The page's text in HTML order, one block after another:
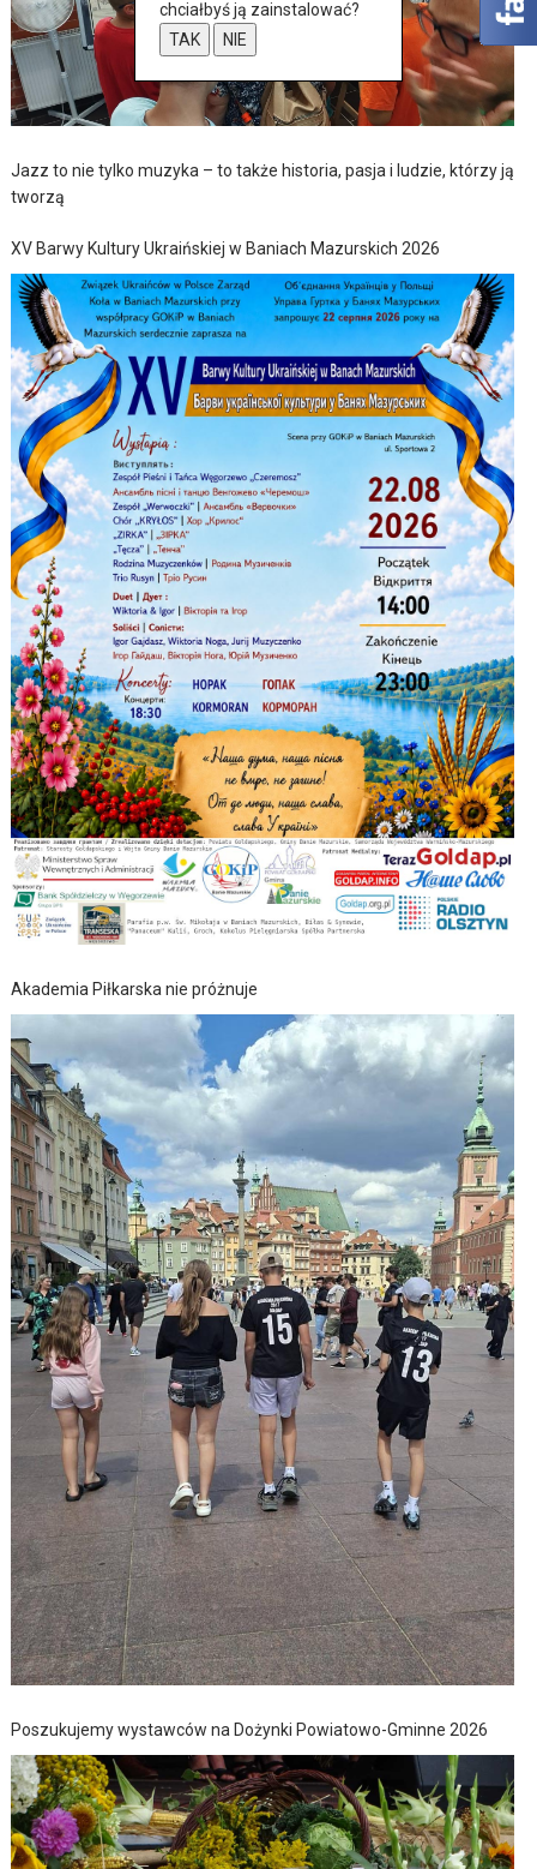
Jazz to nie tylko muzyka – to także historia, pasja i ludzie, którzy ją
tworzą
XV Barwy Kultury Ukraińskiej w Baniach Mazurskich 2026
Akademia Piłkarska nie próżnuje
Poszukujemy wystawców na Dożynki Powiatowo-Gminne 2026
chciałbyś ją zainstalować?
TAK
NIE